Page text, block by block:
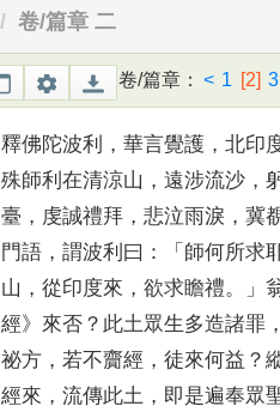
卷/篇章 二
卷/篇章： < 1 [2] 3
唐五臺山佛陀波
釋佛陀波利 ， 華言覺護 ， 北印
殊師利在清涼山 ， 遠涉流沙 ，
臺 ， 虔誠禮拜 ， 悲泣雨淚 ， 冀
門語 ， 謂波利曰 ：「 師何所求
山 ， 從印度來 ， 欲求瞻禮。」
經》 來否 ？ 此土眾生多造諸罪 ，
祕方 ， 若不齎經 ， 徒來何益 ？
經來 ， 流傳此土 ， 即是遍奉眾